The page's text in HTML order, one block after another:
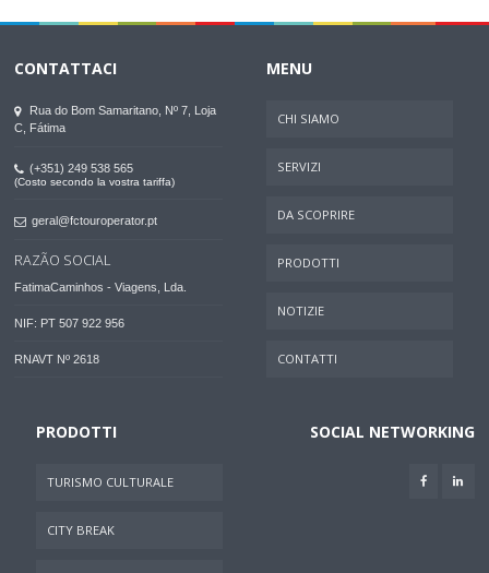
CONTATTACI
Rua do Bom Samaritano, Nº 7, Loja
C, Fátima
(+351) 249 538 565
(Costo secondo la vostra tariffa)
geral@fctouroperator.pt
RAZÃO SOCIAL
FatimaCaminhos - Viagens, Lda.
NIF: PT 507 922 956
RNAVT Nº 2618
MENU
CHI SIAMO
SERVIZI
DA SCOPRIRE
PRODOTTI
NOTIZIE
CONTATTI
PRODOTTI
TURISMO CULTURALE
CITY BREAK
SOCIAL NETWORKING